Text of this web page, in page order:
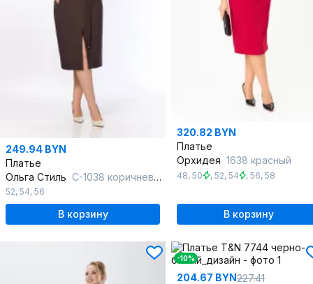
249.94 BYN
Платье
Ольга Стиль С-1038 коричневый
52, 54, 56
В корзину
320.82 BYN
Платье
Орхидея 1638 красный
48, 50 , 52, 54 , 56, 58
В корзину
-10%
204.67 BYN227.41